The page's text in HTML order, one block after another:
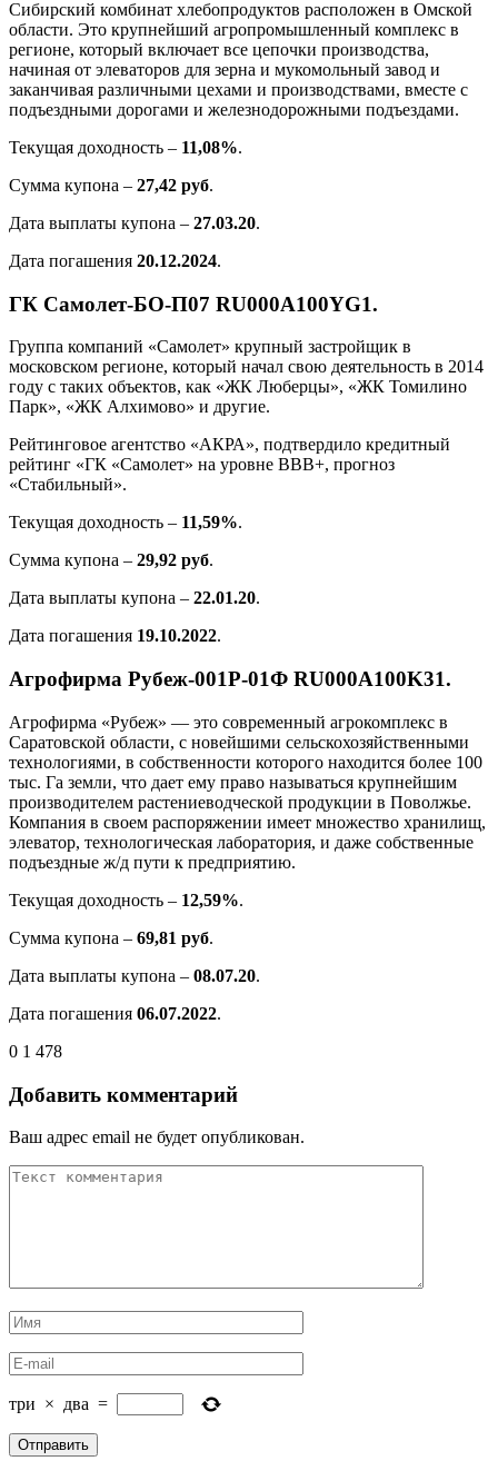
Сибирский комбинат хлебопродуктов расположен в Омской
области. Это крупнейший агропромышленный комплекс в
регионе, который включает все цепочки производства,
начиная от элеваторов для зерна и мукомольный завод и
заканчивая различными цехами и производствами, вместе с
подъездными дорогами и железнодорожными подъездами.
Текущая доходность – 11,08%.
Сумма купона – 27,42 руб.
Дата выплаты купона – 27.03.20.
Дата погашения 20.12.2024.
ГК Самолет-БО-П07 RU000A100YG1.
Группа компаний «Самолет» крупный застройщик в
московском регионе, который начал свою деятельность в 2014
году с таких объектов, как «ЖК Люберцы», «ЖК Томилино
Парк», «ЖК Алхимово» и другие.
Рейтинговое агентство «АКРА», подтвердило кредитный
рейтинг «ГК «Самолет» на уровне BBB+, прогноз
«Стабильный».
Текущая доходность – 11,59%.
Сумма купона – 29,92 руб.
Дата выплаты купона – 22.01.20.
Дата погашения 19.10.2022.
Агрофирма Рубеж-001Р-01Ф RU000A100K31.
Агрофирма «Рубеж» — это современный агрокомплекс в
Саратовской области, с новейшими сельскохозяйственными
технологиями, в собственности которого находится более 100
тыс. Га земли, что дает ему право называться крупнейшим
производителем растениеводческой продукции в Поволжье.
Компания в своем распоряжении имеет множество хранилищ,
элеватор, технологическая лаборатория, и даже собственные
подъездные ж/д пути к предприятию.
Текущая доходность – 12,59%.
Сумма купона – 69,81 руб.
Дата выплаты купона – 08.07.20.
Дата погашения 06.07.2022.
0 1 478
Добавить комментарий
Ваш адрес email не будет опубликован.
три × два =